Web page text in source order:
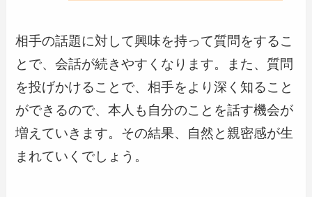
相手の話題に対して興味を持って質問をするこ
とで、会話が続きやすくなります。また、質問
を投げかけることで、相手をより深く知ること
ができるので、本人も自分のことを話す機会が
増えていきます。その結果、自然と親密感が生
まれていくでしょう。